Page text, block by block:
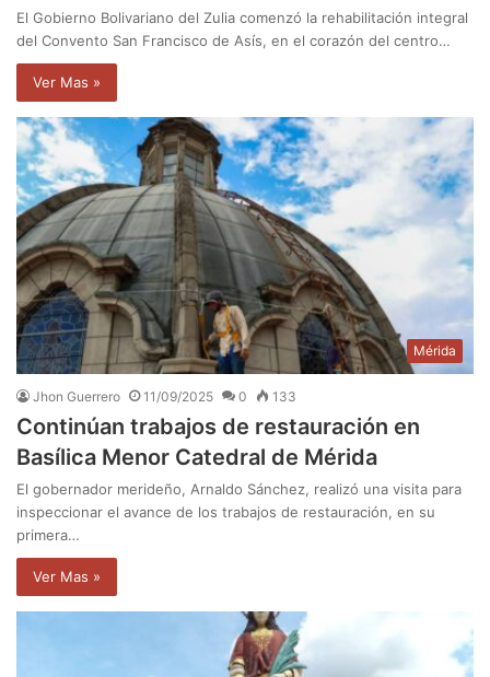
El Gobierno Bolivariano del Zulia comenzó la rehabilitación integral
del Convento San Francisco de Asís, en el corazón del centro…
Ver Mas »
Mérida
Jhon Guerrero 11/09/2025 0 133
Continúan trabajos de restauración en
Basílica Menor Catedral de Mérida
El gobernador merideño, Arnaldo Sánchez, realizó una visita para
inspeccionar el avance de los trabajos de restauración, en su
primera…
Ver Mas »